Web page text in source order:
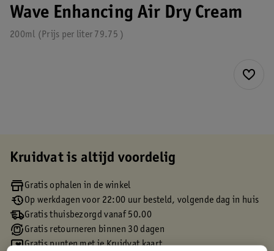
Wave Enhancing Air Dry Cream
200ml 79.75
Prijs per liter
Kruidvat is altijd voordelig
Gratis ophalen in de winkel
Op werkdagen voor 22:00 uur besteld, volgende dag in huis
Gratis thuisbezorgd vanaf 50.00
Gratis retourneren binnen 30 dagen
Gratis punten met je Kruidvat kaart